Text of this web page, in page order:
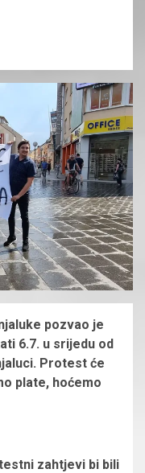
pozvao je
6.7. u srijedu od
Protest će
plate, hoćemo
zahtjevi bi bili